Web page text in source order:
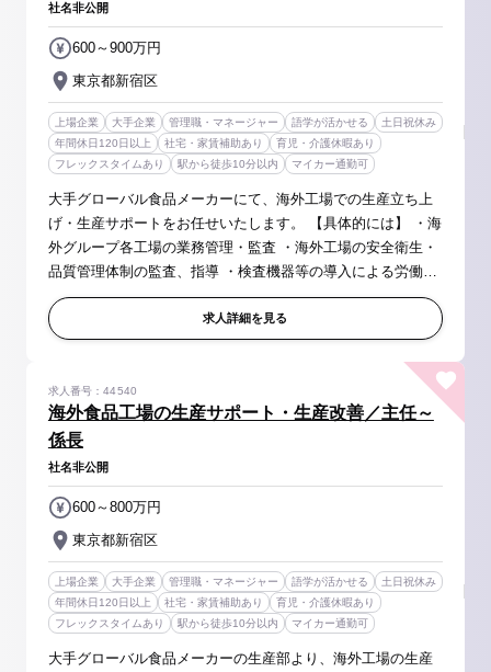
社名非公開
東京都新宿区
600～900万円
上場企業 大手企業 管理職・マネージャー 語学が活かせる
土日祝休み
年間休日120日以上
社宅・家賃補助あり
育児・介護休暇あり
フレックスタイムあり
駅から徒歩10分以内 マイカー通勤可
大手グローバル食品メーカーにて、海外工場での生産立ち上
げ・生産サポートをお任せいたします。 【具体的には】 ・海
外グループ各工場の業務管理・監査 ・海外工場の安全衛生・
品質管理体制の監査、指導 ・検査機器等の導入による労働安
全、品質管理体制強化のための提案 【ミッション】 同社グル
ープの海外...
求人詳細を見る
海外食品工場の生産サポート・生産改善／主任～
係長
求人番号：44540
社名非公開
東京都新宿区
600～800万円
上場企業 大手企業 管理職・マネージャー 語学が活かせる
土日祝休み
年間休日120日以上
社宅・家賃補助あり
育児・介護休暇あり
フレックスタイムあり
駅から徒歩10分以内 マイカー通勤可
大手グローバル食品メーカーの生産部より、海外工場の生産